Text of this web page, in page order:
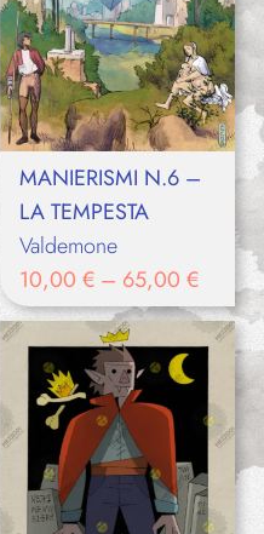
MANIERISMI N.6 –
LA TEMPESTA
Valdemone
10,00 € – 65,00 €